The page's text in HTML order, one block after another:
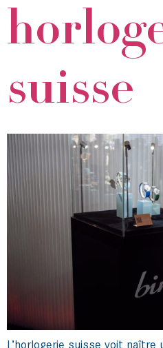
suisse